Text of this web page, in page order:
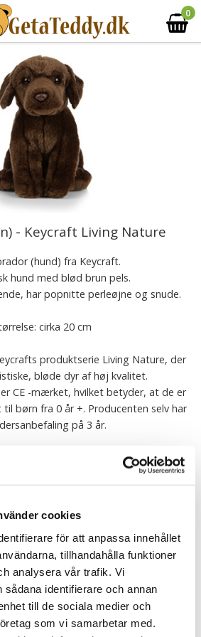
cookies
för att anpassa innehållet
tillhandahålla funktioner
analysera vår trafik. Vi
sådana identifierare och annan
till de sociala medier och
som vi samarbetar med.
0
- Keycraft Living Nature
(hund) fra Keycraft.
hund med blød brun pels.
har popnitte perleøjne og snude.
cirka 20 cm
produktserie Living Nature, der
bløde dyr af høj kvalitet.
CE -mærket, hvilket betyder, at de er
børn fra 0 år +. Producenten selv har
på 3 år.
er forældet og ikke længere aktiv
håndvask, ikke tørretumbler.
Find mere